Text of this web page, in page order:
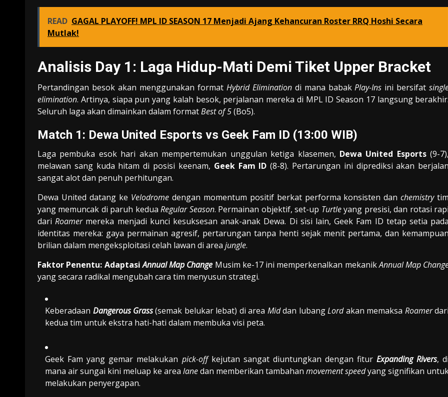
READ GAGAL PLAYOFF! MPL ID SEASON 17 Menjadi Ajang Kehancuran Roster RRQ Hoshi Secara
Mutlak!
Analisis Day 1: Laga Hidup-Mati Demi Tiket Upper Bracket
Pertandingan besok akan menggunakan format Hybrid Eliminationdi mana babakPlay-Ins ini bersifat
elimination. Artinya, siapa pun yang kalah besok, perjalanan mereka di MPL ID Season 17 langsung berakhir.
Seluruh laga akan dimainkan dalam formatBest of 5(Bo5).
Match 1: Dewa United Esports vs Geek Fam ID (13:00 WIB)
Laga pembuka esok hari akan mempertemukan unggulan ketiga klasemen, Dewa United Esports(9-7),
melawan sang kuda hitam di posisi keenam, Geek Fam ID (8-8). Pertarungan ini diprediksi akan berjalan
sangat alot dan penuh perhitungan.
Dewa United datang ke Velodromedengan momentum positif berkat performa konsisten danchemistrytim
yang memuncak di paruh keduaRegular Season. Permainan objektif, set-up Turtleyang presisi, dan rotasi rapi
dariRoamermereka menjadi kunci kesuksesan anak-anak Dewa. Di sisi lain, Geek Fam ID tetap setia pada
identitas mereka: gaya permainan agresif, pertarungan tanpa henti sejak menit pertama, dan kemampuan
brilian dalam mengeksploitasi celah lawan di area jungle.
Faktor Penentu: AdaptasiAnnual Map Change Musim ke-17 ini memperkenalkan mekanikAnnual Map
yang secara radikal mengubah cara tim menyusun strategi.
Keberadaan Dangerous Grass(semak belukar lebat) di area Middan lubangLordakan memaksa Roamerdari
kedua tim untuk ekstra hati-hati dalam membuka visi peta.
Geek Fam yang gemar melakukan pick-offkejutan sangat diuntungkan dengan fiturExpanding Rivers, di
mana air sungai kini meluap ke arealanedan memberikan tambahanmovement speedyang signifikan
melakukan penyergapan.